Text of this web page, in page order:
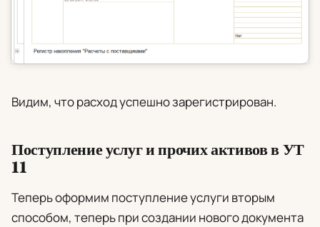
Видим, что расход успешно зарегистрирован.
Поступление услуг и прочих активов в УТ
11
Теперь оформим поступление услуги вторым
способом, теперь при создании нового документа